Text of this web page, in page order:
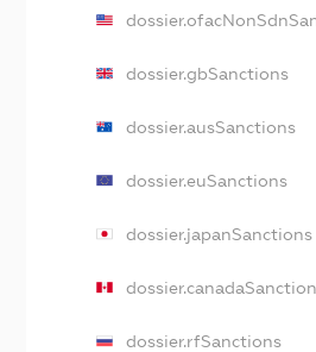
dossier.gbSanctions
dossier.ausSanctions
dossier.euSanctions
dossier.japanSanctions
dossier.rfSanctions